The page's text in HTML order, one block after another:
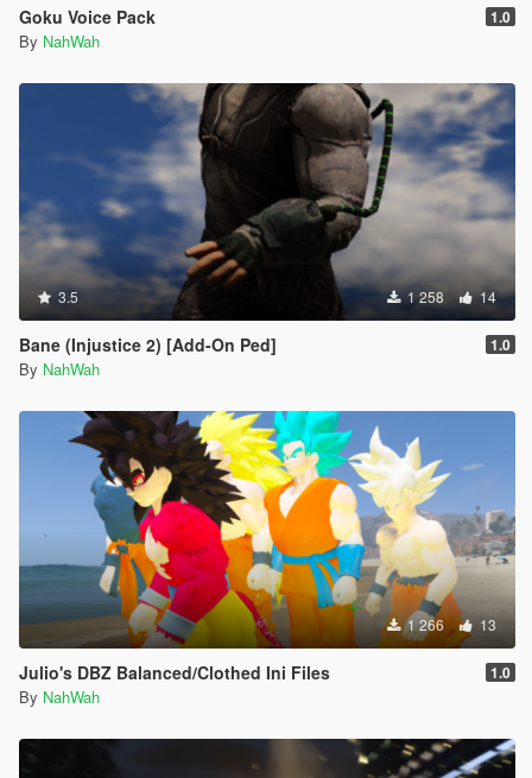
Goku Voice Pack 1.0
By NahWah
3.5 1 258 14
Bane (Injustice 2) [Add-On Ped] 1.0
By NahWah
1 266 13
Julio's DBZ Balanced/Clothed Ini Files 1.0
By NahWah